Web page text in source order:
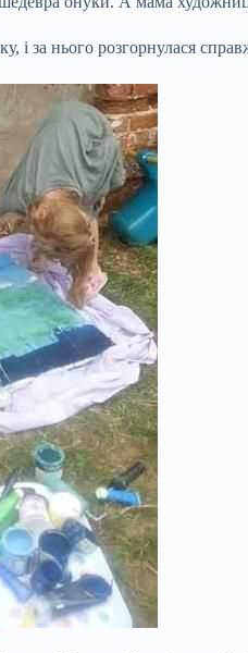
і за нього розгорнулася